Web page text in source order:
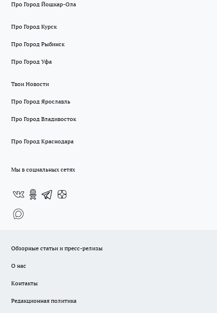
Про Город Йошкар-Ола
Про Город Курск
Про Город Рыбинск
Про Город Уфа
Твои Новости
Про Город Ярославль
Про Город Владивосток
Про Город Краснодара
Мы в социальных сетях
Обзорные статьи и пресс-релизы
О нас
Контакты
Редакционная политика